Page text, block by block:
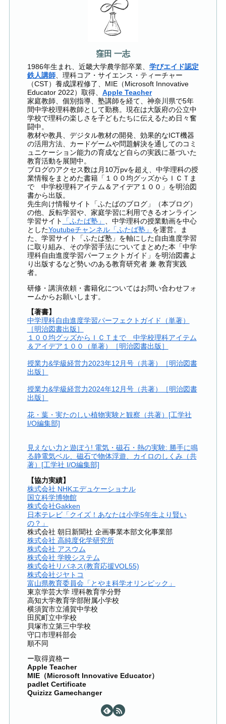
窪田 一志
1986年生まれ、近畿大学農学部卒業、 学びエイド認定
鉄人講師、理科コア・サイエンス・ティーチャー
（CST）養成課程修了、MIE（Microsoft Innovative
Educator 2022）取得、 Apple Teacher
家庭教師、個別指導、塾講師を経て、神奈川県で5年
間中学校理科教師として勤務。現在は大阪府の公立中
学校で理科の楽しさを子どもたちに伝えるため日々奮
闘中。
教材や教具、デジタル教材の開発、効果的なICT機器
の活用方法、カードゲームや問題解決を通してのコミ
ュニケーション能力の育成など自らの実践に基づいた
教育活動を展開中。
ブログのアクセス数は月10万pvを超え、中学理科の授
業情報をまとめた書籍「１００均グッズからＩＣＴま
で 中学校理科アイテム＆アイデア１００」を明治図
書から出版。
先生向け情報サイト「ふたばのブログ」（本ブログ）
の他、反転学習や、家庭学習に利用できるオンライン
学習サイト
「ふたば塾」 、中学理科の授業動画を中心
としたYoutubeチャンネル「ふたば塾」 を運営。ま
た、学習サイト「ふたば塾」を軸にした自由進度学習
に取り組み、その学習手法についてまとめた本「中学
理科自由進度学習パーフェクトガイド」を明治図書よ
り出版するなど勢いのある教育研究者 兼 教育実践
者。
研修・講演依頼・書籍化についてはお問い合わせフォ
ームからお願いします。
【著書】
中学理科自由進度学習パーフェクトガイド（単著）
［明治図書出版］
１００均グッズからＩＣＴまで 中学校理科アイテム
＆アイデア１００（単著）［明治図書出版］
授業力&学級経営力2023年12月号（共著）［明治図書
出版］
授業力&学級経営力2024年12月号（共著）［明治図書
出版］
花・葉・実たのしい植物実験と観察（共著）[工学社
I/O編集部]
見えない力と遊ぼう! 電気・磁石・熱の実験: 勝手に鳴
る静電気ベル、磁石で物体浮遊、カイロのしくみ（共
著）[工学社 I/O編集部]
【協力実績】
株式会社 NHKエデュケーショナル
国立科学博物館
株式会社Gakken
日本テレビ「クイズ！あなたは小学5年生より賢い
の？」
株式会社 朝日新聞社 企画事業本部文化事業部
株式会社 高純度化学研究所
株式会社 アスウム
株式会社 学映システム
株式会社リバネス(教育応援VOL55)
株式会社ジヤトコ
富山県教育委員会「とやま科学オリンピック」
東京学芸大学 理科教育学分野
高知大学教育学部附属小学校
横須賀市立浦賀中学校
田尻町立中学校
貝塚市立第三中学校
守口市理科部会
順不同
ー取得資格ー
Apple Teacher
MIE（Microsoft Innovative Educator）
padlet Certificate
Quizizz Gamechanger